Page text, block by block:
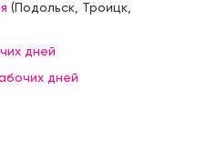
(Подольск Троицк
дней
дней